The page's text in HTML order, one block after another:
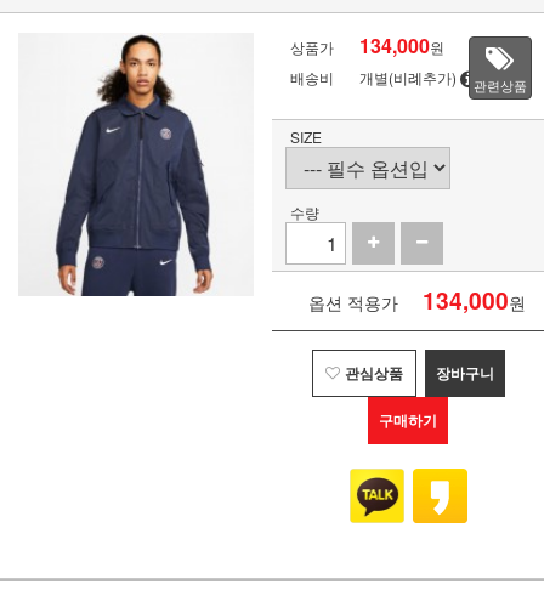
상품가 134,000원
배송비
개별(비례추가) 관련상품
SIZE
수량
옵션 적용가 134,000원
관심상품 장바구니
구매하기